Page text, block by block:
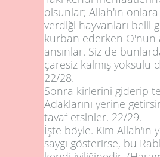
olsunlar; Allah'ın onlara
verdiği hayvanları belli
kurban ederken O'nun
ansınlar. Siz de
çaresiz kalmış yoksulu
22/28.
Sonra kirlerini giderip
Adaklarını yerine
tavaf etsinler. 22/29.
İşte böyle. Kim Allah'ın
saygı gösterirse, bu